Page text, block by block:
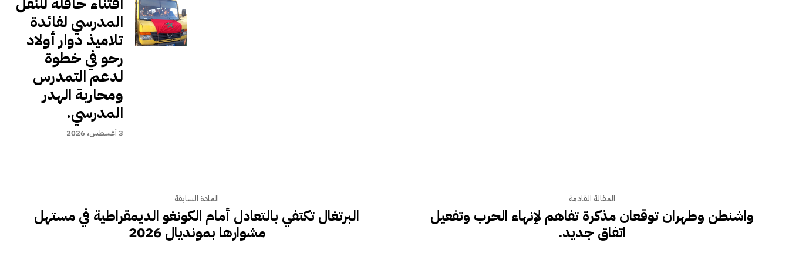
المدرسي لفائدة
تلاميذ دوار أولاد
رحو في خطوة
لدعم التمدرس
ومحاربة الهدر
المدرسي.
3 أغسطس، 2026
المادة السابقة
البرتغال تكتفي بالتعادل أمام الكونغو الديمقراطية في مستهل
مشوارها بمونديال 2026
المقالة القادمة
واشنطن وطهران توقعان مذكرة تفاهم لإنهاء الحرب وتفعيل
اتفاق جديد.